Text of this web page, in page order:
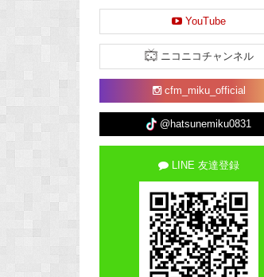
YouTube
ニコニコチャンネル
cfm_miku_official
@hatsunemiku0831
LINE 友達登録